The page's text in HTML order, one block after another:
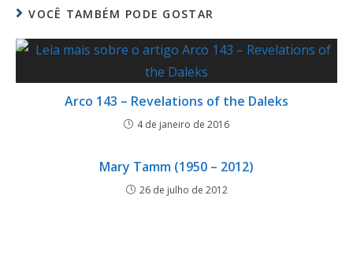
VOCÊ TAMBÉM PODE GOSTAR
Arco 143 – Revelations of the Daleks
4 de janeiro de 2016
Mary Tamm (1950 – 2012)
26 de julho de 2012